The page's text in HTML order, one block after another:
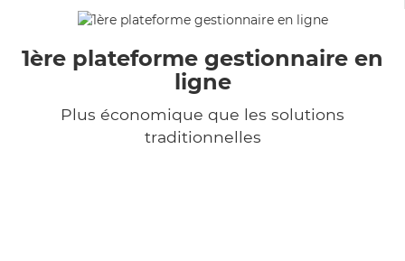
1ère plateforme gestionnaire en
ligne
Plus économique que les solutions
traditionnelles